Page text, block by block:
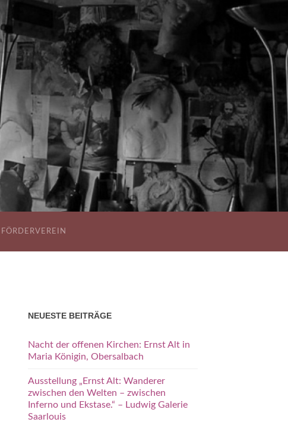
FÖRDERVEREIN
NEUESTE BEITRÄGE
Nacht der offenen Kirchen: Ernst Alt in
Maria Königin, Obersalbach
Ausstellung „Ernst Alt: Wanderer
zwischen den Welten – zwischen
Inferno und Ekstase.“ – Ludwig Galerie
Saarlouis